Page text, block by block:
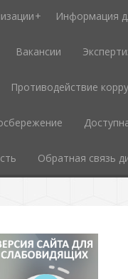
Информация
Вакансии
Противодействие
Обратная связь